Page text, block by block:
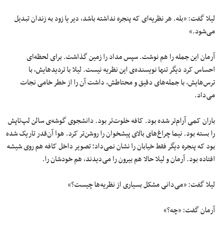
لیلا گفت: «بله. هر نظریه‌ای که پنجره نداشته باشد، دیر یا زود به زندان تبدیل
می‌شود.»
آرمان این جمله را هم نوشت. سپس مداد را زمین گذاشت. برای لحظه‌ای
احساس کرد دیگر تنها نویسنده‌ی این نظریه نیست. لیلا با تردیدهایش، با
ترس‌هایش، با جمله‌های دقیق و محتاطش، داشت آن را از خطر خامی نجات
می‌داد.
باران کمی آرام‌تر شده بود. کافه خلوت‌تر بود. دانشجوی گوشه‌ی سالن لپ‌تاپش
را بسته بود. نیما چراغ‌های بالای پیشخوان را روشن‌تر کرد. هوا آن‌قدر تاریک شده
بود که پنجره دیگر فقط خیابان را نشان نمی‌داد؛ تصویر داخل کافه هم روی شیشه
افتاده بود. آرمان و لیلا حالا هم بیرون را می‌دیدند، هم خودشان را.
لیلا گفت: «می‌دانی مشکل بسیاری از نظریه‌ها چیست؟»
آرمان گفت: «چه؟»